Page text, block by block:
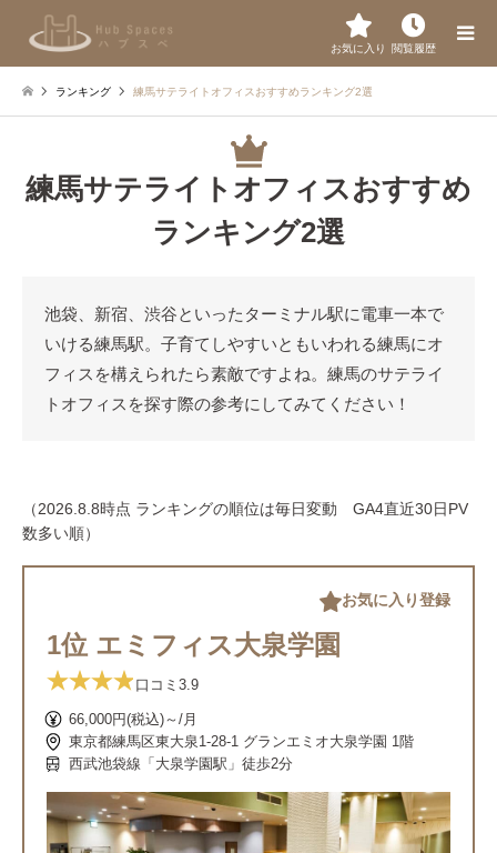
お気に入り 閲覧履歴
ランキング 練馬サテライトオフィスおすすめランキング2選
練馬サテライトオフィスおすすめ
ランキング2選
池袋、新宿、渋谷といったターミナル駅に電車一本で
いける練馬駅。子育てしやすいともいわれる練馬にオ
フィスを構えられたら素敵ですよね。練馬のサテライ
トオフィスを探す際の参考にしてみてください！
（2026.8.8時点 ランキングの順位は毎日変動 GA4直近30日PV
数多い順）
1位 エミフィス大泉学園
口コミ 3.9
66,000円(税込)～/月
東京都練馬区東大泉1-28-1 グランエミオ大泉学園 1階
西武池袋線「大泉学園駅」徒歩2分
お気に入り登録